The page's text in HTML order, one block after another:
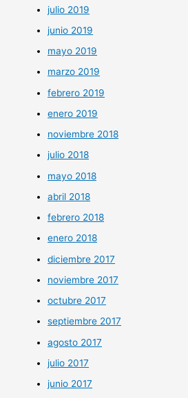
julio 2019
junio 2019
mayo 2019
marzo 2019
febrero 2019
enero 2019
noviembre 2018
julio 2018
mayo 2018
abril 2018
febrero 2018
enero 2018
diciembre 2017
noviembre 2017
octubre 2017
septiembre 2017
agosto 2017
julio 2017
junio 2017